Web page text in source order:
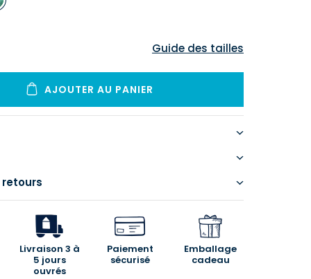
Guide des tailles
AJOUTER AU PANIER
retours
Livraison 3 à
5 jours
ouvrés
Paiement
sécurisé
Emballage
cadeau